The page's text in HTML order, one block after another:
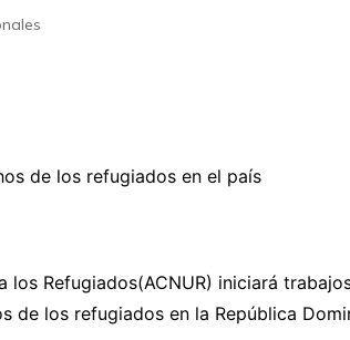
Refugiados(ACNUR) iniciará
los refugiados en la República